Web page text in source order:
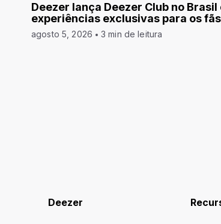
Deezer lança Deezer Club no Brasil
experiências exclusivas para os fãs
agosto 5, 2026 3 min de leitura
Deezer